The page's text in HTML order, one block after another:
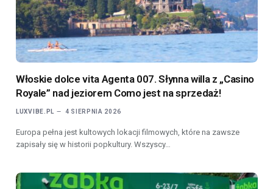
Włoskie dolce vita Agenta 007. Słynna willa z „Casino
Royale” nad jeziorem Como jest na sprzedaż!
LUXVIBE.PL 4 SIERPNIA 2026
Europa pełna jest kultowych lokacji filmowych, które na zawsze
zapisały się w historii popkultury. Wszyscy…